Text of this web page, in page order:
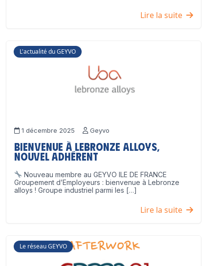
Lire la suite
L'actualité du GEYVO
1 décembre 2025 Geyvo
Bienvenue à Lebronze Alloys,
nouvel adhérent
Nouveau membre au GEYVO ILE DE FRANCE
Groupement d’Employeurs : bienvenue à Lebronze
alloys ! Groupe industriel parmi les […]
Lire la suite
Le réseau GEYVO